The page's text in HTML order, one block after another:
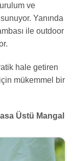
ve
Yanında
ile outdoor
hale getiren
mükemmel bir
Üstü Mangal